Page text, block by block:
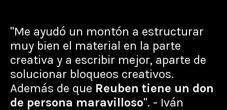
"Me ayudó un montón a estructurar
muy bien el material en la parte
creativa y a escribir mejor, aparte de
solucionar bloqueos creativos.
Además de que Reuben tiene un don
de persona maravilloso". - Iván